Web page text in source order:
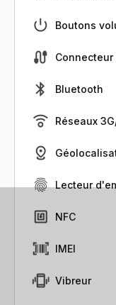
Boutons
Bluetooth
Réseaux
Lecteur
NFC
IMEI
Vibreur